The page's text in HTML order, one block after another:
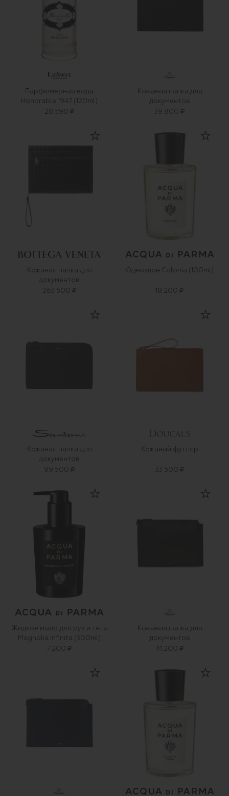
Парфюмерная вода
Honorable 1947 (120ml)
28 590 ₽
Кожаная папка для
документов
39 800 ₽
Кожаная папка для
документов
263 500 ₽
Одеколон Colonia (100ml)
18 200 ₽
Кожаная папка для
документов
99 500 ₽
Кожаный футляр
33 500 ₽
Жидкое мыло для рук и тела
Magnolia Infinita (300ml)
7 200 ₽
Кожаная папка для
документов
41 200 ₽